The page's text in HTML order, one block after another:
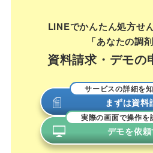
LINEでかんたん処方せ
「あなたの調
資料請求・デモの
サービスの詳細を
まずは資料
実際の画面で操作を
デモを依頼